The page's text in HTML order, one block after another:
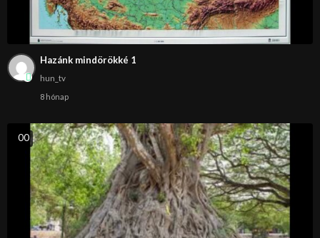
Hazánk mindörökké 1
hun_tv
8 hónap
00